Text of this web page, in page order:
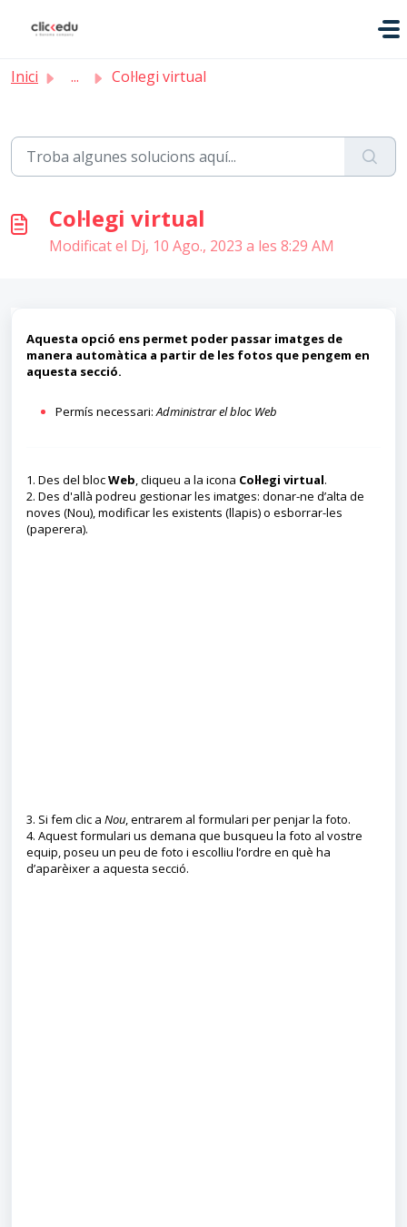
Inici ... Col·legi virtual
Col·legi virtual
Modificat el Dj, 10 Ago., 2023 a les 8:29 AM
Aquesta opció ens permet poder passar imatges de
manera automàtica a partir de les fotos que pengem en
aquesta secció.
Permís necessari:Administrar el bloc Web
1. Des del blocWeb, cliqueu a la icona Col·legi virtual.
2. Des d'allà podreu gestionar les imatges: donar-ne d’alta de
noves (Nou), modificar les existents (llapis) o esborrar-les
(paperera).
3. Si fem clic a Nou, entrarem al formulari per penjar la foto.
4. Aquest formulari us demana que busqueu la foto al vostre
equip, poseu un peu de foto i escolliu l’ordre en què ha
d’aparèixer a aquesta secció.